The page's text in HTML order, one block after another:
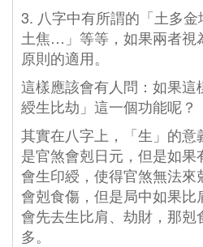
3. 八字中有所謂的「土多
土焦…」等等，如果兩者視
原則的適用。
這樣應該會有人問：如果
綬生比劫」這一個功能呢？
其實在八字上，「生」的
是官煞會剋日元，但是如
會生印綬，使得官煞無法
會剋食傷，但是局中如果
會先去生比肩、劫財，那剋
多。